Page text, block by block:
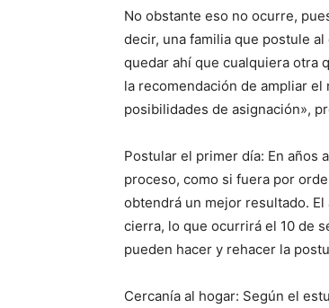
No obstante eso no ocurre,
decir, una familia que postule
quedar ahí que cualquiera otra
la recomendación de ampliar
posibilidades de asignación»,
Postular el primer día: En años
proceso, como si fuera por
obtendrá un mejor resultado.
cierra, lo que ocurrirá el 10 de
pueden hacer y rehacer la
Cercanía al hogar: Según el